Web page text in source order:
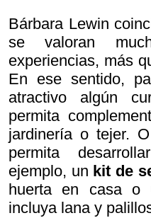
Bárbara Lewin
se valoran
experiencias, más
En ese sentido,
atractivo algún
permita
jardinería o tejer.
permita
ejemplo, un kit de
huerta en casa o
incluya lana y